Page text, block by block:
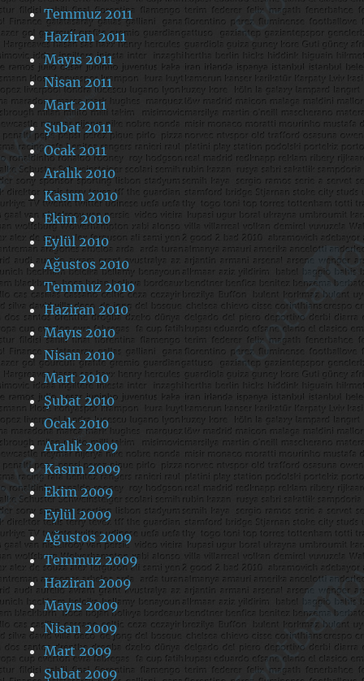
Temmuz 2011
Haziran 2011
Mayıs 2011
Nisan 2011
Mart 2011
Şubat 2011
Ocak 2011
Aralık 2010
Kasım 2010
Ekim 2010
Eylül 2010
Ağustos 2010
Temmuz 2010
Haziran 2010
Mayıs 2010
Nisan 2010
Mart 2010
Şubat 2010
Ocak 2010
Aralık 2009
Kasım 2009
Ekim 2009
Eylül 2009
Ağustos 2009
Temmuz 2009
Haziran 2009
Mayıs 2009
Nisan 2009
Mart 2009
Şubat 2009